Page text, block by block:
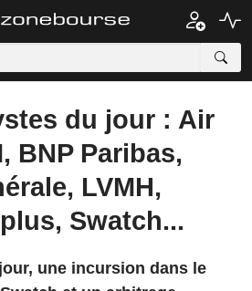
du jour : Air
BNP Paribas,
LVMH,
Swatch...
une incursion dans le